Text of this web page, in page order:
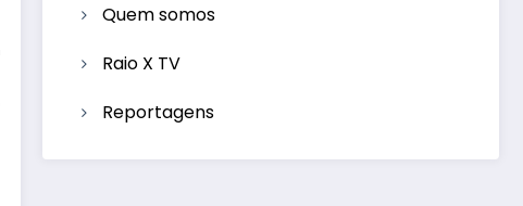
Quem somos
Raio X TV
Reportagens